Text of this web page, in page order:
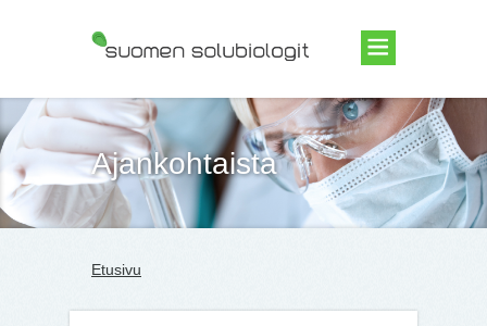
Suomen Solubiologit ry
Ajankohtaista
Etusivu